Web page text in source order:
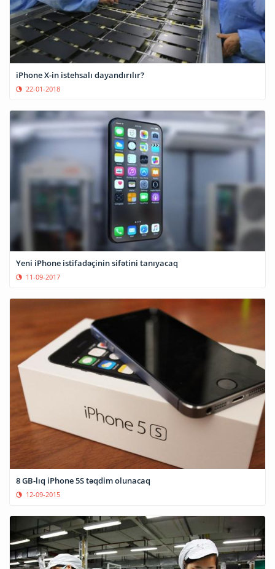
iPhone X-in istehsalı dayandırılır?
22-01-2018
Yeni iPhone istifadəçinin sifətini tanıyacaq
11-09-2017
8 GB-lıq iPhone 5S təqdim olunacaq
12-09-2015